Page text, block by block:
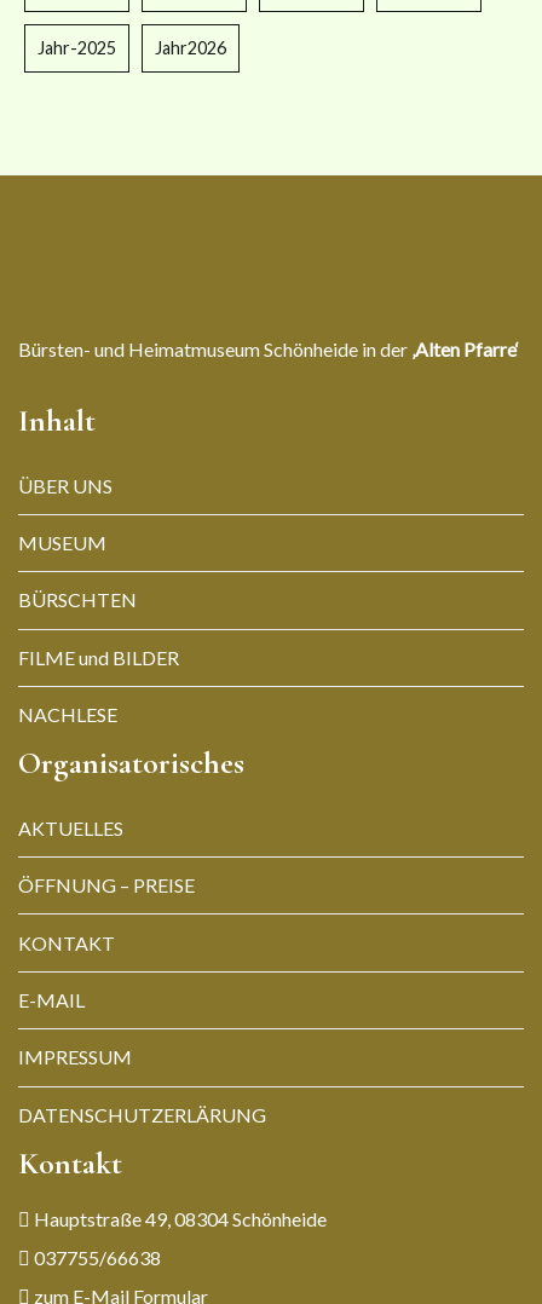
Jahr-2025 Jahr2026
Bürsten- und Heimatmuseum Schönheide in der ‚Alten Pfarre‘
Inhalt
ÜBER UNS
MUSEUM
BÜRSCHTEN
FILME und BILDER
NACHLESE
Organisatorisches
AKTUELLES
ÖFFNUNG – PREISE
KONTAKT
E-MAIL
IMPRESSUM
DATENSCHUTZERLÄRUNG
Kontakt
Hauptstraße 49, 08304 Schönheide
037755/66638
zum E-Mail Formular